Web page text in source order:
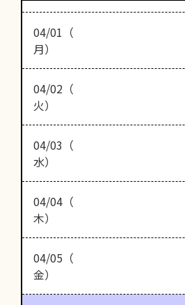
04/01（
月）
04/02（
火）
04/03（
水）
04/04（
木）
04/05（
金）